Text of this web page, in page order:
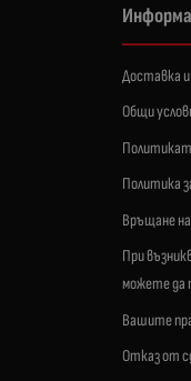
Доставка
Общи
Политика
Връщане
При
можете да
Вашите
Отказ от